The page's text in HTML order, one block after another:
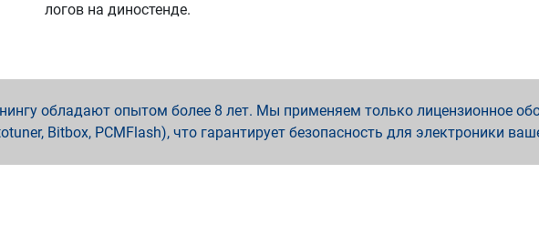
логов на диностенде.
обладают опытом более 8 лет. Мы применяем только лицензионное
Bitbox, PCMFlash), что гарантирует безопасность для электроники